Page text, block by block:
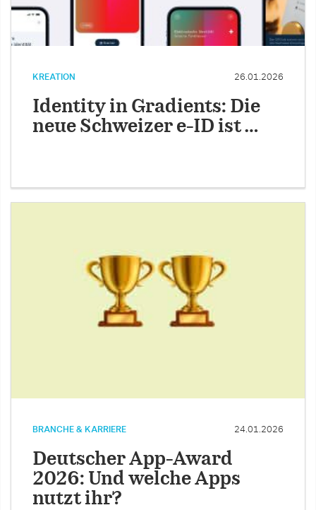
KREATION 26.01.2026
Identity in Gradients: Die
neue Schweizer e-ID ist …
BRANCHE & KARRIERE 24.01.2026
Deutscher App-Award
2026: Und welche Apps
nutzt ihr?